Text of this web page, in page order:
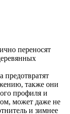
переносят
предотвратят
также они
профиля и
может даже не
и зимнее